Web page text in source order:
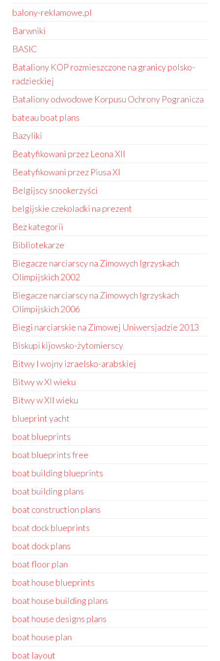
balony-reklamowe.pl
Barwniki
BASIC
Bataliony KOP rozmieszczone na granicy polsko-
radzieckiej
Bataliony odwodowe Korpusu Ochrony Pogranicza
bateau boat plans
Bazyliki
Beatyfikowani przez Leona XII
Beatyfikowani przez Piusa XI
Belgijscy snookerzyści
belgijskie czekoladki na prezent
Bez kategorii
Bibliotekarze
Biegacze narciarscy na Zimowych Igrzyskach
Olimpijskich 2002
Biegacze narciarscy na Zimowych Igrzyskach
Olimpijskich 2006
Biegi narciarskie na Zimowej Uniwersjadzie 2013
Biskupi kijowsko-żytomierscy
Bitwy I wojny izraelsko-arabskiej
Bitwy w XI wieku
Bitwy w XII wieku
blueprint yacht
boat blueprints
boat blueprints free
boat building blueprints
boat building plans
boat construction plans
boat dock blueprints
boat dock plans
boat floor plan
boat house blueprints
boat house building plans
boat house designs plans
boat house plan
boat layout